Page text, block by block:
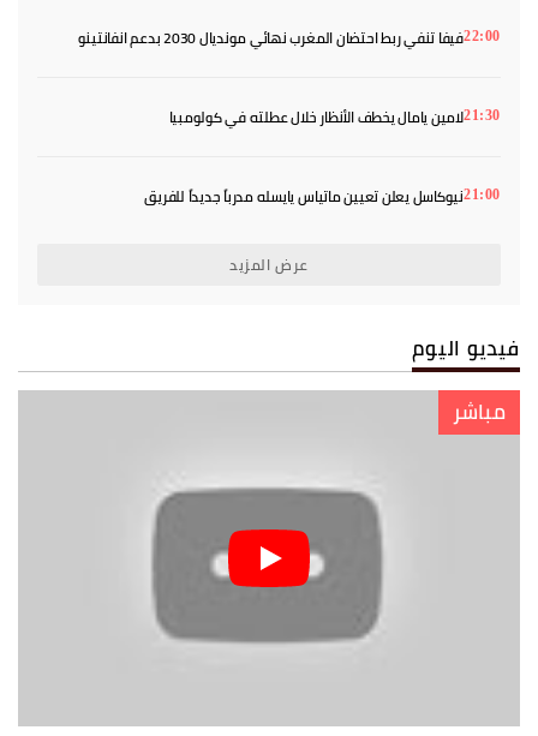
22:00فيفا تنفي ربط احتضان المغرب نهائي مونديال 2030 بدعم انفانتينو
21:30لامين يامال يخطف الأنظار خلال عطلته في كولومبيا
21:00نيوكاسل يعلن تعيين ماتياس يايسله مدرباً جديداً للفريق
عرض المزيد
فيديو اليوم
مباشر